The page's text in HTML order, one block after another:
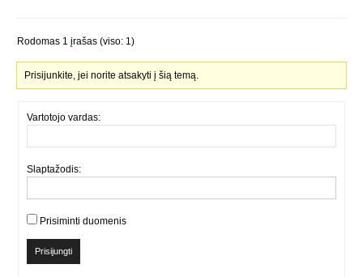
Rodomas 1 įrašas (viso: 1)
Prisijunkite, jei norite atsakyti į šią temą.
Vartotojo vardas:
Slaptažodis:
Prisiminti duomenis
Prisijungti